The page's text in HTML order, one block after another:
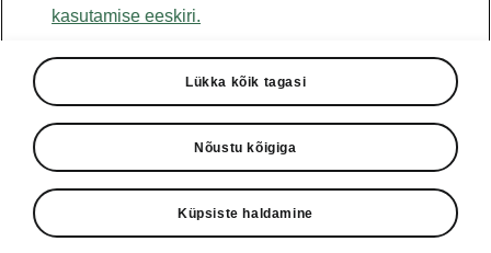
kasutamise eeskiri.
Lükka kõik tagasi
Nõustu kõigiga
Küpsiste haldamine